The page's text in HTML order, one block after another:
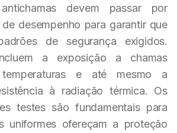
devem passar por
desempenho para garantir que
de segurança exigidos.
a exposição a chamas
e até mesmo a
à radiação térmica. Os
testes são fundamentais para
uniformes ofereçam a proteção